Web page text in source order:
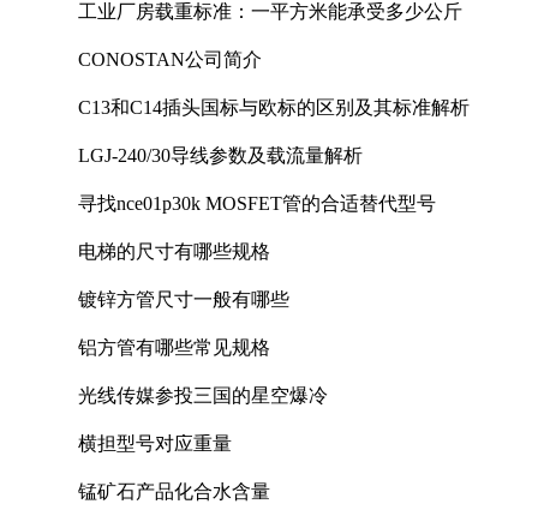
工业厂房载重标准：一平方米能承受多少公斤
CONOSTAN公司简介
C13和C14插头国标与欧标的区别及其标准解析
LGJ-240/30导线参数及载流量解析
寻找nce01p30k MOSFET管的合适替代型号
电梯的尺寸有哪些规格
镀锌方管尺寸一般有哪些
铝方管有哪些常见规格
光线传媒参投三国的星空爆冷
横担型号对应重量
锰矿石产品化合水含量